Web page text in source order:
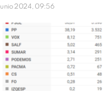
junio 2024, 09:56